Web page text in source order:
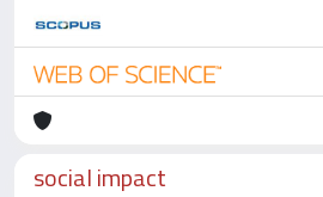
social impact